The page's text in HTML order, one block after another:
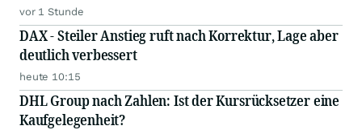
vor 1 Stunde
DAX - Steiler Anstieg ruft nach Korrektur, Lage aber
deutlich verbessert
heute 10:15
DHL Group nach Zahlen: Ist der Kursrücksetzer eine
Kaufgelegenheit?